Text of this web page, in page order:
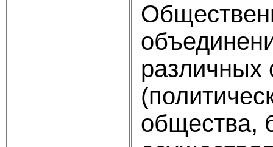
различных
общества,